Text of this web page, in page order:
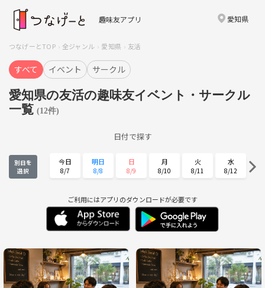
趣味友アプリ 愛知県
つなげーとTOP 全ジャンル 愛知県 友活
すべて イベント サークル
愛知県の友活の趣味友イベント・サークル
一覧 (12件)
日付で探す
別日を
選択
今日
8/7
明日
8/8
日
8/9
月
8/10
火
8/11
水
8/12
8/13 8/14 8/15 8/16 8/17
水
8/19
木
8/20
土
8/22
日
8/23
8/25 8/26 8/27 8/28 8/29 8/30
月
8/31
火
9/1
水
9/2 9/3
金
9/4
土
9/5
ご利用にはアプリのダウンロードが必要です